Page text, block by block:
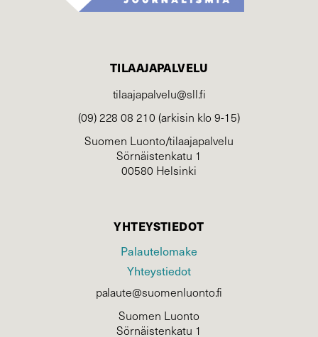
TILAAJAPALVELU
tilaajapalvelu@sll.fi
(09) 228 08 210 (arkisin klo 9-15)
Suomen Luonto/tilaajapalvelu
Sörnäistenkatu 1
00580 Helsinki
YHTEYSTIEDOT
Palautelomake
Yhteystiedot
palaute@suomenluonto.fi
Suomen Luonto
Sörnäistenkatu 1